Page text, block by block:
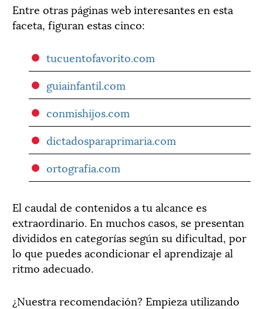
Entre otras páginas web interesantes en esta
faceta, figuran estas cinco:
tucuentofavorito.com
guiainfantil.com
conmishijos.com
dictadosparaprimaria.com
ortografia.com
El caudal de contenidos a tu alcance es
extraordinario. En muchos casos, se presentan
divididos en categorías según su dificultad, por
lo que puedes acondicionar el aprendizaje al
ritmo adecuado.
¿Nuestra recomendación? Empieza utilizando